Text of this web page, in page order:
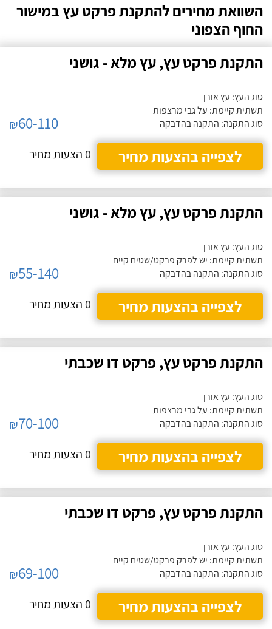
השוואת מחירים להתקנת פרקט עץ במישור
החוף הצפוני
התקנת פרקט עץ, עץ מלא - גושני
סוג העץ: עץ אורן
תשתית קיימת: על גבי מרצפות
סוג התקנה: התקנה בהדבקה
₪60-110
לצפייה בהצעות מחיר
0 הצעות מחיר
התקנת פרקט עץ, עץ מלא - גושני
סוג העץ: עץ אורן
תשתית קיימת: יש לפרק פרקט/שטיח קיים
סוג התקנה: התקנה בהדבקה
₪55-140
לצפייה בהצעות מחיר
0 הצעות מחיר
התקנת פרקט עץ, פרקט דו שכבתי
סוג העץ: עץ אורן
תשתית קיימת: על גבי מרצפות
סוג התקנה: התקנה בהדבקה
₪70-100
לצפייה בהצעות מחיר
0 הצעות מחיר
התקנת פרקט עץ, פרקט דו שכבתי
סוג העץ: עץ אורן
תשתית קיימת: יש לפרק פרקט/שטיח קיים
סוג התקנה: התקנה בהדבקה
₪69-100
לצפייה בהצעות מחיר
0 הצעות מחיר